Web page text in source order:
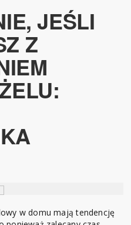
JEŚLI
Z
w domu mają tendencję